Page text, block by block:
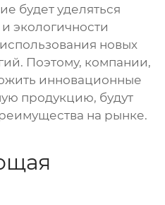
будет уделяться
экологичности
новых
Поэтому, компании,
инновационные
продукцию, будут
на рынке.